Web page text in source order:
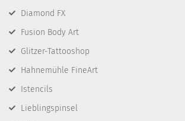
Diamond FX
Fusion Body Art
Glitzer-Tattooshop
Hahnemühle FineArt
Istencils
Lieblingspinsel